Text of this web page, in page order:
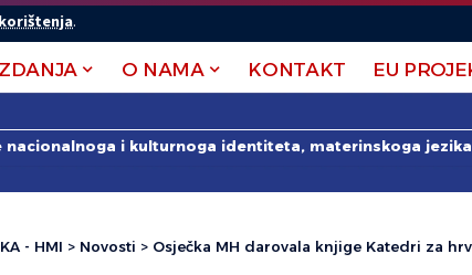
.
O NAMA KONTAKT EU
nacionalnoga i kulturnoga identiteta, materinskoga
- HMI > Novosti > Osječka MH darovala knjige Katedri za hrvatski